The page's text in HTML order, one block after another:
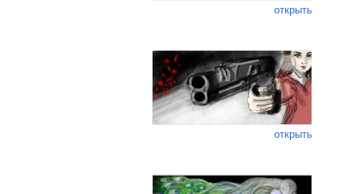
открыть
открыть